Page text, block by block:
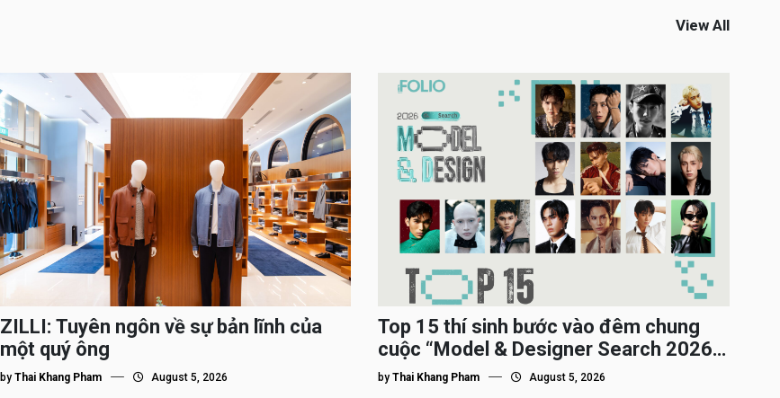
View All
ZILLI: Tuyên ngôn về sự bản lĩnh của
một quý ông
by Thai Khang Pham August 5, 2026
Top 15 thí sinh bước vào đêm chung
cuộc “Model & Designer Search 2026”,
họ là ai?
byThai Khang Pham August 5, 2026